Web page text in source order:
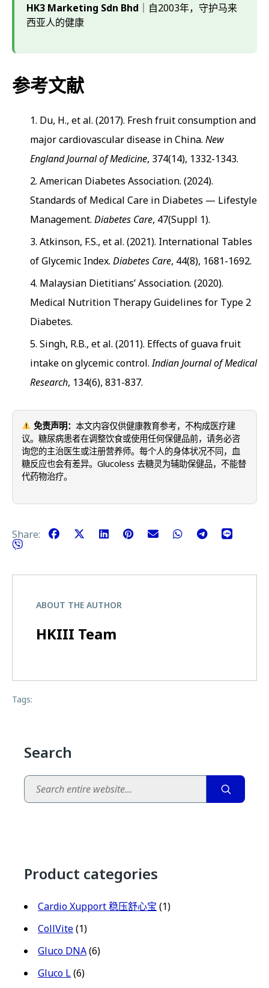
HK3 Marketing Sdn Bhd ｜自2003年，守护马来
西亚人的健康
参考文献
Du, H., et al. (2017). Fresh fruit consumption and
major cardiovascular disease in China. New
England Journal of Medicine, 374(14), 1332-1343.
American Diabetes Association. (2024).
Standards of Medical Care in Diabetes — Lifestyle
Management. Diabetes Care, 47(Suppl 1).
Atkinson, F.S., et al. (2021). International Tables
of Glycemic Index. Diabetes Care, 44(8), 1681-1692.
Malaysian Dietitians’ Association. (2020).
Medical Nutrition Therapy Guidelines for Type 2
Diabetes.
Singh, R.B., et al. (2011). Effects of guava fruit
intake on glycemic control.Indian Journal of Medical
Research, 134(6), 831-837.
免责声明：本文内容仅供健康教育参考，不构成医疗建
议。糖尿病患者在调整饮食或使用任何保健品前，请务必咨
询您的主治医生或注册营养师。每个人的身体状况不同，血
糖反应也会有差异。Glucoless 去糖灵为辅助保健品，不能替
代药物治疗。
Share:
ABOUT THE AUTHOR
HKIII Team
Tags:
Search
Search
Product categories
Cardio Xupport 稳压舒心宝 (1)
CollVite(1)
Gluco DNA(6)
Gluco L(6)